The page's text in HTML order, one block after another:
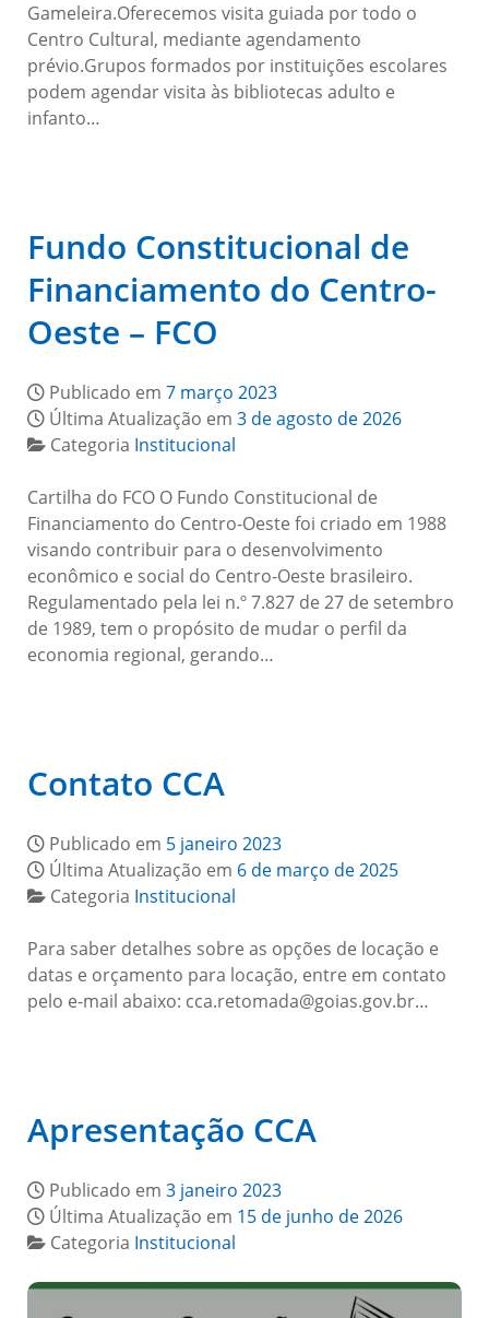
Gameleira.Oferecemos visita guiada por todo o
Centro Cultural, mediante agendamento
prévio.Grupos formados por instituições escolares
podem agendar visita às bibliotecas adulto e
infanto…
Fundo Constitucional de
Financiamento do Centro-
Oeste – FCO
Publicado em 7 março 2023
Última Atualização em 3 de agosto de 2026
Categoria Institucional
Cartilha do FCO O Fundo Constitucional de
Financiamento do Centro-Oeste foi criado em 1988
visando contribuir para o desenvolvimento
econômico e social do Centro-Oeste brasileiro.
Regulamentado pela lei n.º 7.827 de 27 de setembro
de 1989, tem o propósito de mudar o perfil da
economia regional, gerando…
Contato CCA
Publicado em 5 janeiro 2023
Última Atualização em 6 de março de 2025
Categoria Institucional
Para saber detalhes sobre as opções de locação e
datas e orçamento para locação, entre em contato
pelo e-mail abaixo: cca.retomada@goias.gov.br…
Apresentação CCA
Publicado em 3 janeiro 2023
Última Atualização em 15 de junho de 2026
Categoria Institucional